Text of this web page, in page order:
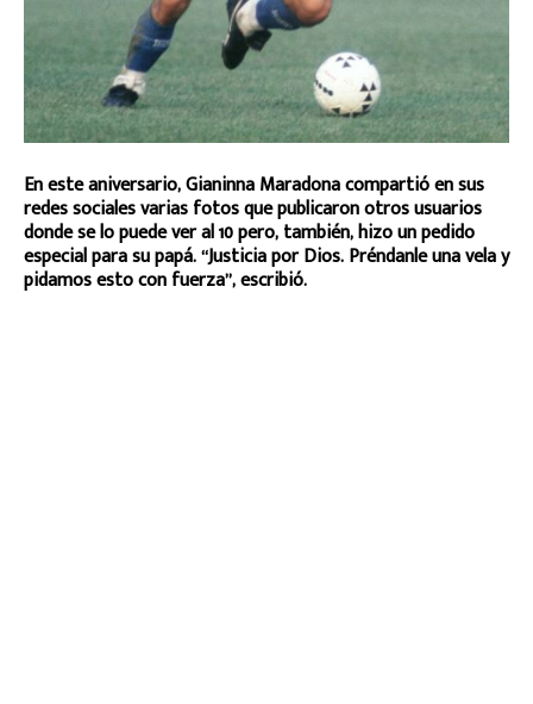
En este aniversario, Gianinna Maradona compartió en sus
redes sociales varias fotos que publicaron otros usuarios
donde se lo puede ver al 10 pero, también, hizo un pedido
especial para su papá. “Justicia por Dios. Préndanle una vela y
pidamos esto con fuerza”, escribió.